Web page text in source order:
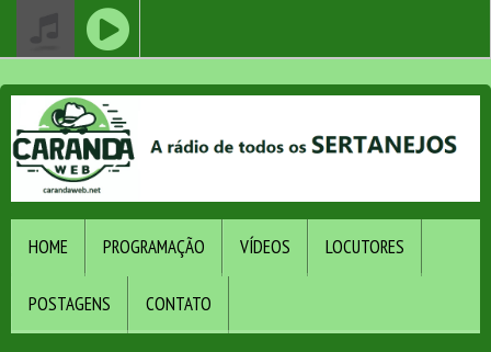
HOME PROGRAMAÇÃO VÍDEOS LOCUTORES
POSTAGENS CONTATO